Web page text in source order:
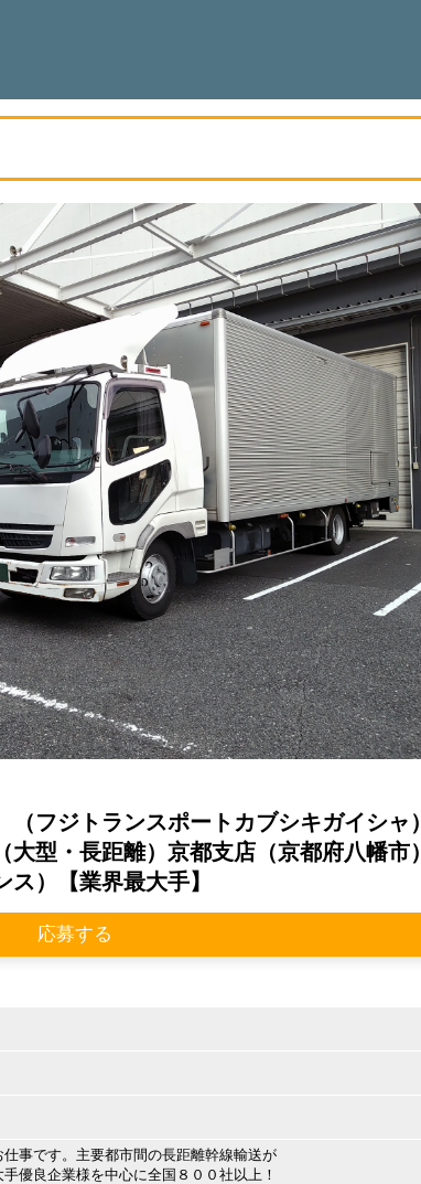
（フジトランスポートカブシキガイシャ）
型・長距離）京都支店（京都府八幡市）
）【業界最大手】
応募する
仕事です。主要都市間の長距離幹線輸送が
優良企業様を中心に全国８００社以上！